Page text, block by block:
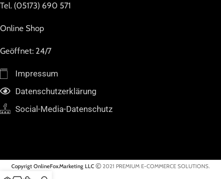
Tel. (05173) 690 571
Online Shop
Geöffnet: 24/7
Impressum
Datenschutzerklärung
Social-Media-Datenschutz
Copyrigt OnlineFox.Marketing LLC 2021 PREMIUM E-COMMERCE SOLUTIONS.